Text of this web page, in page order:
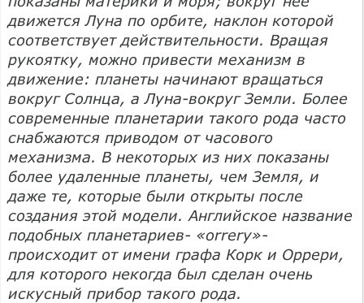
движется Луна по орбите, наклон которой
соответствует действительности. Вращая
рукоятку, можно привести механизм в
движение: планеты начинают вращаться
вокруг Солнца, а Луна-вокруг Земли. Более
современные планетарии такого рода часто
снабжаются приводом от часового
механизма. В некоторых из них показаны
более удаленные планеты, чем Земля, и
даже те, которые были открыты после
создания этой модели. Английское название
подобных планетариев- «orrery»-
происходит от имени графа Корк и Оррери,
для которого некогда был сделан очень
искусный прибор такого рода.